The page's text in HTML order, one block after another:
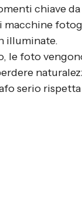
chiave
macchine
illuminate.
le foto
serio